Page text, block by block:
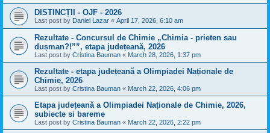
DISTINCȚII - OJF - 2026
Last post by Daniel Lazar « April 17, 2026, 6:10 am
Rezultate - Concursul de Chimie „Chimia - prieten sau
dușman?!””, etapa județeană, 2026
Last post by Cristina Bauman « March 28, 2026, 1:37 pm
Rezultate - etapa județeană a Olimpiadei Naționale de
Chimie, 2026
Last post by Cristina Bauman « March 22, 2026, 4:06 pm
Etapa județeană a Olimpiadei Naționale de Chimie, 2026,
subiecte si bareme
Last post by Cristina Bauman « March 22, 2026, 2:22 pm